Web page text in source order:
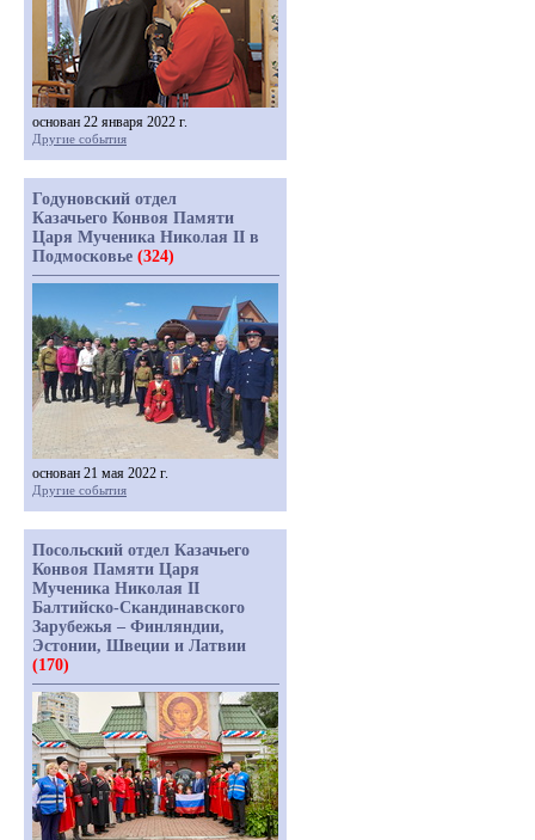
основан 22 января 2022 г.
Другие события
Годуновский отдел
Казачьего Конвоя Памяти
Царя Мученика Николая II в
Подмосковье (324)
основан 21 мая 2022 г.
Другие события
Посольский отдел Казачьего
Конвоя Памяти Царя
Мученика Николая II
Балтийско-Скандинавского
Зарубежья – Финляндии,
Эстонии, Швеции и Латвии
(170)